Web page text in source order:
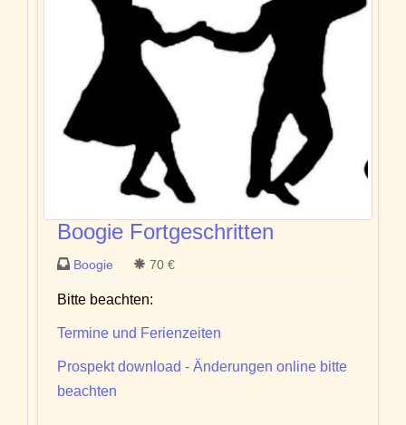
Boogie Fortgeschritten
Boogie 70 €
Bitte beachten:
Termine und Ferienzeiten
Prospekt download - Änderungen online bitte
beachten